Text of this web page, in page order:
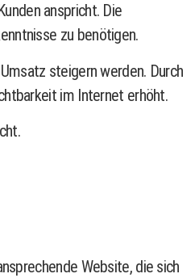
anspricht. Die
zu benötigen.
steigern werden. Durch
im Internet erhöht.
Website, die sich